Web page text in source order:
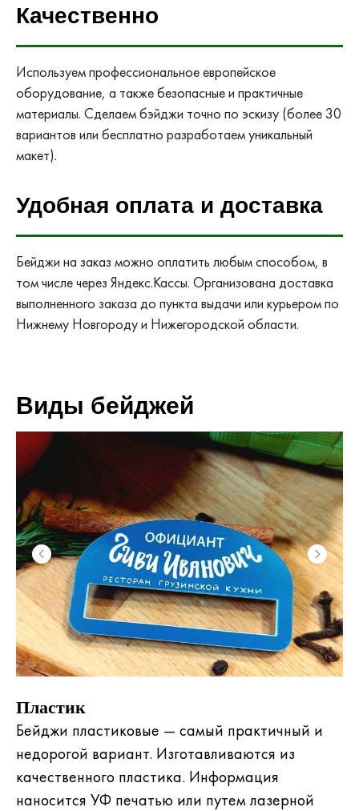
Качественно
Используем профессиональное европейское
оборудование, а также безопасные и практичные
материалы. Сделаем бэйджи точно по эскизу (более 30
вариантов или бесплатно разработаем уникальный
макет).
Удобная оплата и доставка
Бейджи на заказ можно оплатить любым способом, в
том числе через Яндекс.Кассы. Организована доставка
выполненного заказа до пункта выдачи или курьером по
Нижнему Новгороду и Нижегородской области.
Виды бейджей
Пластик
Бейджи пластиковые — самый практичный и
недорогой вариант. Изготавливаются из
качественного пластика. Информация
наносится УФ печатью или путем лазерной